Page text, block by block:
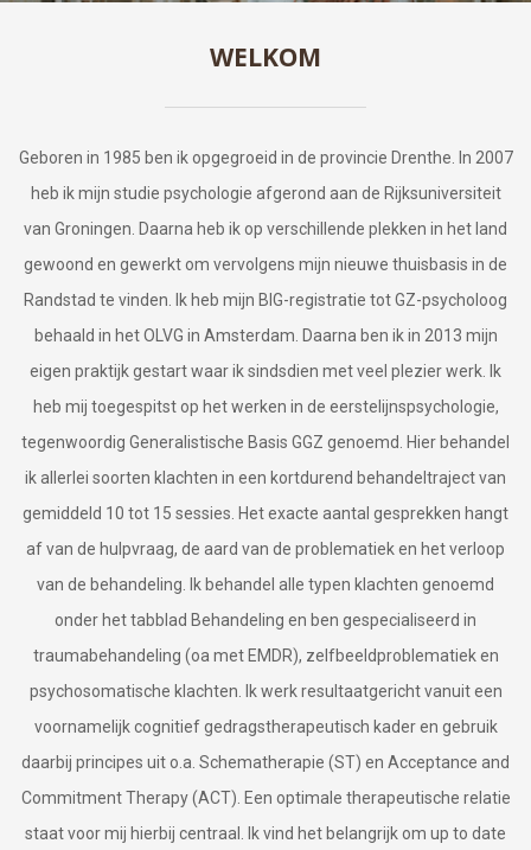
WELKOM
Geboren in 1985 ben ik opgegroeid in de provincie Drenthe. In 2007
heb ik mijn studie psychologie afgerond aan de Rijksuniversiteit
van Groningen. Daarna heb ik op verschillende plekken in het land
gewoond en gewerkt om vervolgens mijn nieuwe thuisbasis in de
Randstad te vinden. Ik heb mijn BIG-registratie tot GZ-psycholoog
behaald in het OLVG in Amsterdam. Daarna ben ik in 2013 mijn
eigen praktijk gestart waar ik sindsdien met veel plezier werk. Ik
heb mij toegespitst op het werken in de eerstelijnspsychologie,
tegenwoordig Generalistische Basis GGZ genoemd. Hier behandel
ik allerlei soorten klachten in een kortdurend behandeltraject van
gemiddeld 10 tot 15 sessies. Het exacte aantal gesprekken hangt
af van de hulpvraag, de aard van de problematiek en het verloop
van de behandeling. Ik behandel alle typen klachten genoemd
onder het tabblad Behandeling en ben gespecialiseerd in
traumabehandeling (oa met EMDR), zelfbeeldproblematiek en
psychosomatische klachten. Ik werk resultaatgericht vanuit een
voornamelijk cognitief gedragstherapeutisch kader en gebruik
daarbij principes uit o.a. Schematherapie (ST) en Acceptance and
Commitment Therapy (ACT). Een optimale therapeutische relatie
staat voor mij hierbij centraal. Ik vind het belangrijk om up to date